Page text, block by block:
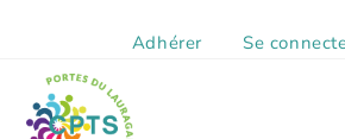
Adhérer Se